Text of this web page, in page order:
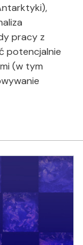
pracy z
potencjalnie
(w tym